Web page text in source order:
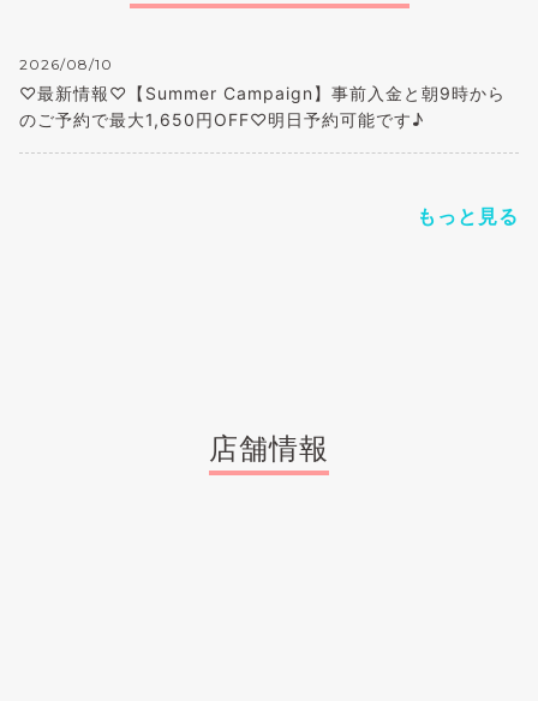
2026/08/10
♡最新情報♡【Summer Campaign】事前入金と朝9時から
のご予約で最大1,650円OFF♡明日予約可能です♪
もっと見る
店舗情報